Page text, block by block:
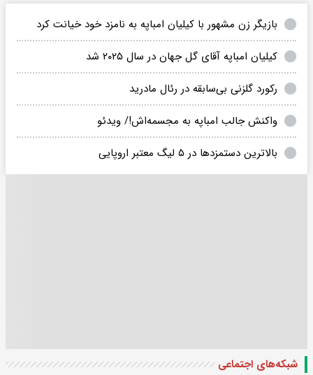
بازیگر زن مشهور با کیلیان امباپه به نامزد خود خیانت کرد
کیلیان امباپه آقای گل جهان در سال ۲۰۲۵ شد
رکورد گلزنی بی‌سابقه در رئال مادرید
واکنش جالب امباپه به مجسمه‌اش!/ ویدئو
بالاترین دستمزدها در ۵ لیگ معتبر اروپایی
شبکه‌های اجتماعی